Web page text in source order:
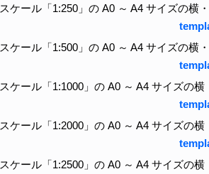
スケール「1:250」の A0 ～ A4 サイズの横
スケール「1:500」の A0 ～ A4 サイズの横
スケール「1:1000」の A0 ～ A4 サイズの
スケール「1:2000」の A0 ～ A4 サイズの
スケール「1:2500」の A0 ～ A4 サイズの